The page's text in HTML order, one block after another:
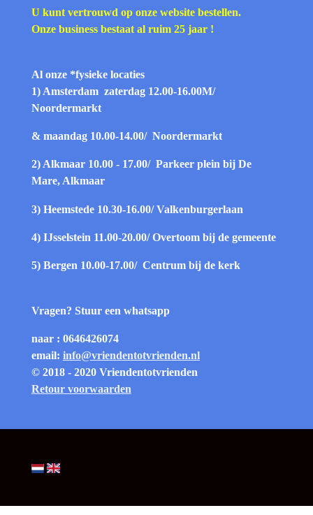
U kunt vertrouwd op onze website bestellen.
Onze business bestaat al ruim 25 jaar !
Al onze *fysiekelocaties
1) Amsterdam zaterdag 12.00-16.00M/
Noordermarkt
& maandag 10.00-14.00/ Noordermarkt
2) Alkmaar 10.00 - 17.00/ Parkeer plein bij De
Mare, Alkmaar
3) Heemstede 10.30-16.00/Valkenburgerlaan
4) IJsselstein 11.00-20.00/Overtoom bij de gemeente
5) Bergen 10.00-17.00/ Centrum bij de kerk
Vragen? Stuur een whatsapp
naar : 0646426074
email: info@vriendentotvrienden.nl
© 2018 - 2020 Vriendentotvrienden
Retour voorwaarden